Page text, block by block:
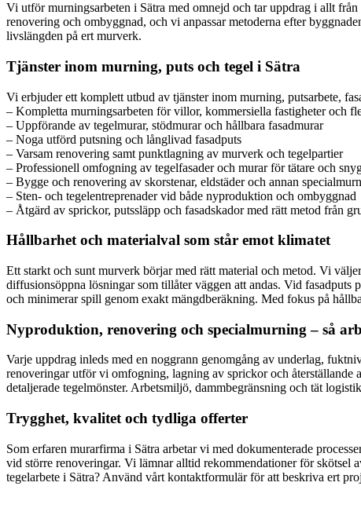
Vi utför murningsarbeten i Sätra med omnejd och tar uppdrag i allt
renovering och ombyggnad, och vi anpassar metoderna efter
livslängden på ert murverk.
Tjänster inom murning, puts och tegel i Sätra
Vi erbjuder ett komplett utbud av tjänster inom murning, putsarbete,
– Kompletta murningsarbeten för villor, kommersiella fastigheter och
– Uppförande av tegelmurar, stödmurar och hållbara fasadmurar
– Noga utförd putsning och långlivad fasadputs
– Varsam renovering samt punktlagning av murverk och tegelpartier
– Professionell omfogning av tegelfasader och murar för tätare och
– Bygge och renovering av skorstenar, eldstäder och annan
– Sten- och tegelentreprenader vid både nyproduktion och ombyggnad
– Åtgärd av sprickor, putssläpp och fasadskador med rätt metod från
Hållbarhet och materialval som står emot klimatet
Ett starkt och sunt murverk börjar med rätt material och metod. Vi
diffusionsöppna lösningar som tillåter väggen att andas. Vid
och minimerar spill genom exakt mängdberäkning. Med fokus på
Nyproduktion, renovering och specialmurning – så
Varje uppdrag inleds med en noggrann genomgång av underlag,
renoveringar utför vi omfogning, lagning av sprickor och återställande
detaljerade tegelmönster. Arbetsmiljö, dammbegränsning och tät
Trygghet, kvalitet och tydliga offerter
Som erfaren murarfirma i Sätra arbetar vi med dokumenterade
vid större renoveringar. Vi lämnar alltid rekommendationer för skötsel
tegelarbete i Sätra? Använd vårt kontaktformulär för att beskriva ert